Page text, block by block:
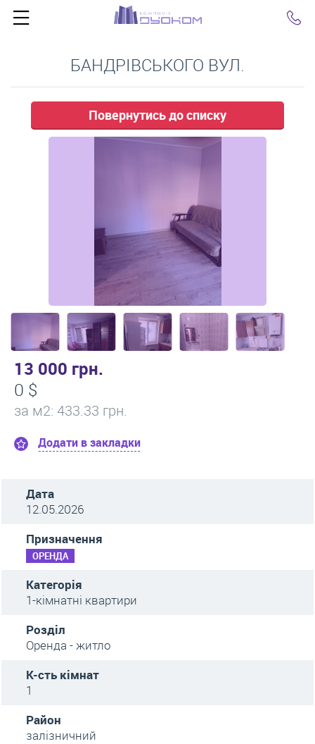
БАНДРІВСЬКОГО ВУЛ.
Повернутись до списку
13 000 грн.
0 $
за м2: 433.33 грн.
Додати в закладки
Дата
12.05.2026
Призначення
ОРЕНДА
Категорія
1-кімнатні квартири
Розділ
Оренда - житло
К-сть кімнат
1
Район
залізничний